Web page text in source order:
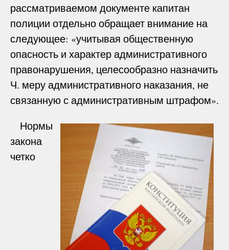
рассматриваемом документе капитан
полиции отдельно обращает внимание на
следующее: «учитывая общественную
опасность и характер административного
правонарушения, целесообразно назначить
Ч. меру административного наказания, не
связанную с административным штрафом».
Нормы
закона
четко